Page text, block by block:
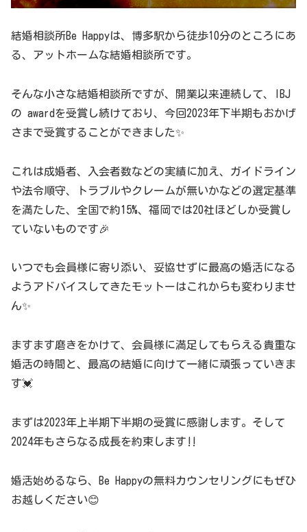
結婚相談所Be Happyは、博多駅から徒歩10分のところにあ
る、アットホームな結婚相談所です。
そんな小さな結婚相談所ですが、開業以来連続して、IBJ
の awardを受賞し続けており、今回2023年下半期もおかげ
さまで受賞することができました✨
これは成婚者、入会者数などの実績に加え、ガイドライン
や法令順守、トラブルやクレームが無いかなどの選定基準
を満たした、全国で約15%、福岡では20社ほどしか受賞し
ていないものです🎉
いつでも会員様に寄り添い、妥協せずに最高の婚活になる
ようアドバイスしてきたモットーはこれからも変わりませ
ん✨
ますます磨きをかけて、会員様に満足してもらえる貴重な
婚活の時間と、最高の結婚に向けて一緒に頑張っていきま
す💓
まずは2023年上半期下半期の受賞に感謝します。そして
2024年もさらなる成長を約束します‼️
婚活始めるなら、Be Happyの無料カウンセリングにもぜひ
お越しください😊